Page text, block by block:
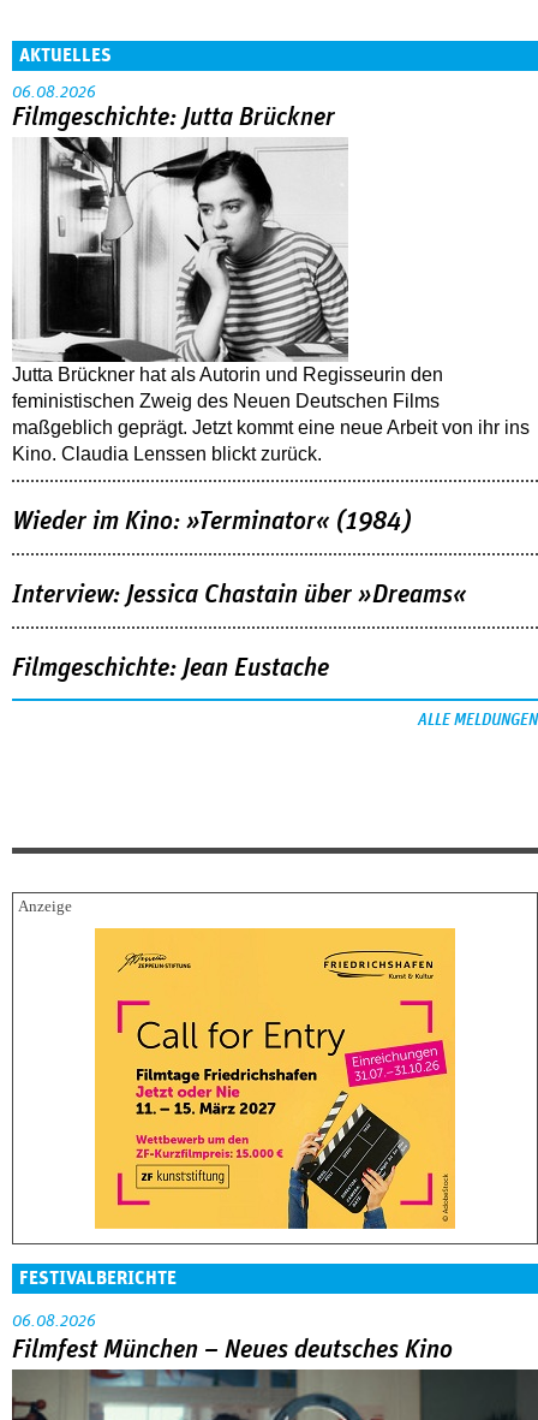
AKTUELLES
06.08.2026
Filmgeschichte: Jutta Brückner
Jutta Brückner hat als Autorin und Regisseurin den
feministischen Zweig des Neuen Deutschen Films
maßgeblich geprägt. Jetzt kommt eine neue Arbeit von ihr ins
Kino. Claudia Lenssen blickt zurück.
Wieder im Kino: »Terminator« (1984)
Interview: Jessica Chastain über »Dreams«
Filmgeschichte: Jean Eustache
ALLE MELDUNGEN
FESTIVALBERICHTE
Filmfest München – Neues deutsches Kino